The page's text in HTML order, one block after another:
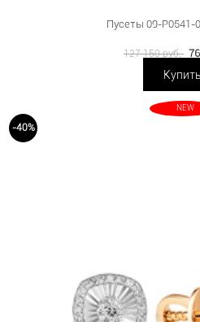
Пусеты 09-P0541-
127 150 руб.
Купить
-40%
NEW